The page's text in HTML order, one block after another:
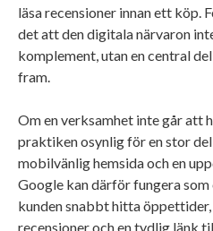
läsa recensioner innan ett köp.
det att den digitala närvaron
komplement, utan en central
fram.
Om en verksamhet inte går att
praktiken osynlig för en stor del
mobilvänlig hemsida och en
Google kan därför fungera
kunden snabbt hitta
recensioner och en tydlig länk